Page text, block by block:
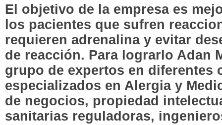
El objetivo de la empresa es
los pacientes que sufren
requieren adrenalina y evitar
de reacción. Para lograrlo Adan
grupo de expertos en diferentes
especializados en Alergia y
de negocios, propiedad
sanitarias reguladoras,